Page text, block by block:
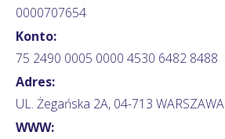
0000707654
Konto:
75 2490 0005 0000 4530 6482 8488
Adres:
UL. Żegańska 2A, 04-713 WARSZAWA
WWW: